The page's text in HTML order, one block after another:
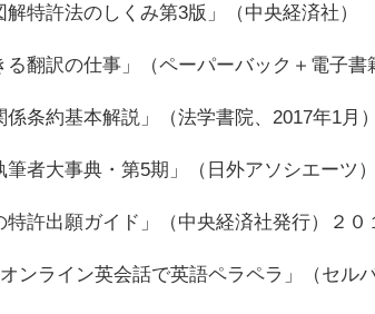
解特許法のしくみ第3版」（中央経済社）
る翻訳の仕事」（ペーパーバック＋電子
係条約基本解説」（法学書院、2017年1月）
筆者大事典・第5期」（日外アソシエーツ
特許出願ガイド」（中央経済社発行）２０
オンライン英会話で英語ペラペラ」（セル